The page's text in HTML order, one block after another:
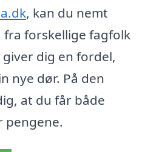
, kan du nemt
forskellige fagfolk
dig en fordel,
nye dør. På den
at du får både